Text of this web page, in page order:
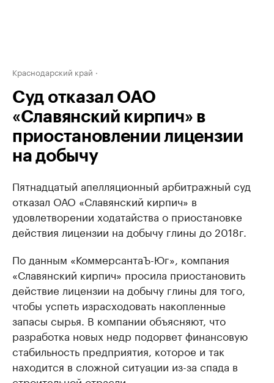
Краснодарский край
Суд отказал ОАО
«Славянский кирпич» в
приостановлении лицензии
на добычу
Пятнадцатый апелляционный арбитражный суд
отказал ОАО «Славянский кирпич» в
удовлетворении ходатайства о приостановке
действия лицензии на добычу глины до 2018г.
По данным «КоммерсантаЪ-Юг», компания
«Славянский кирпич» просила приостановить
действие лицензии на добычу глины для того,
чтобы успеть израсходовать накопленные
запасы сырья. В компании объясняют, что
разработка новых недр подорвет финансовую
стабильность предприятия, которое и так
находится в сложной ситуации из-за спада в